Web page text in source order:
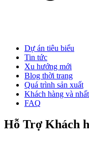
Dự án tiêu biểu
Tin tức
Xu hướng mới
Blog thời trang
Quá trình sản xuất
Khách hàng và
FAQ
Hỗ Trợ Khách